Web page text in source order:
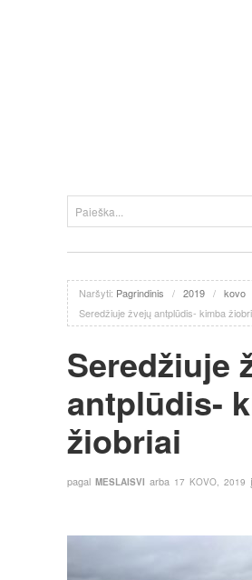
Naršyti: Pagrindinis / 2019 / kovo
Seredžiuje žvejų antplūdis- kimba
Seredžiuje
antplūdis-
žiobriai
pagal MESLAISVI arba 17 KOVO, 2019 į